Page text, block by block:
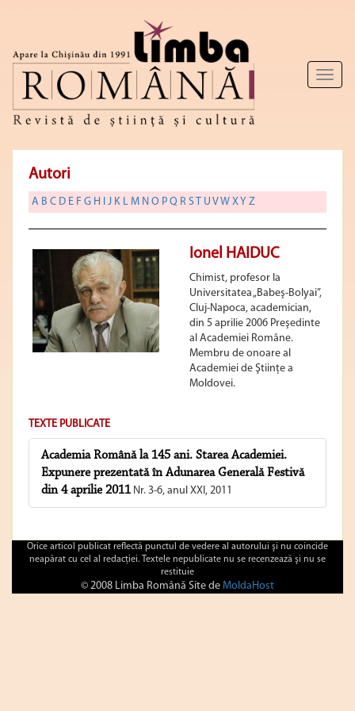
Toggle
Autori
A B C D E F G H I J K L M N O P Q R S T U VW X Y Z
Ionel HAIDUC
Chimist, profesor la
Universitatea „Babeş-Bolyai”,
Cluj-Napoca, academician,
din 5 aprilie 2006 Preşedinte
al Academiei Române.
Membru de onoare al
Academiei de Ştiinţe a
Moldovei.
TEXTE PUBLICATE
Academia Română la 145 ani. Starea Academiei.
Expunere prezentată în Adunarea Generală Festivă
din 4 aprilie 2011Nr. 3-6, anul XXI, 2011
Orice articol publicat reflectă punctul de vedere al autorului şi nu coincide
neapărat cu cel al redacţiei. Textele nepublicate nu se recenzează şi nu se
restituie
© 2008 Limba Română Site de MoldaHost